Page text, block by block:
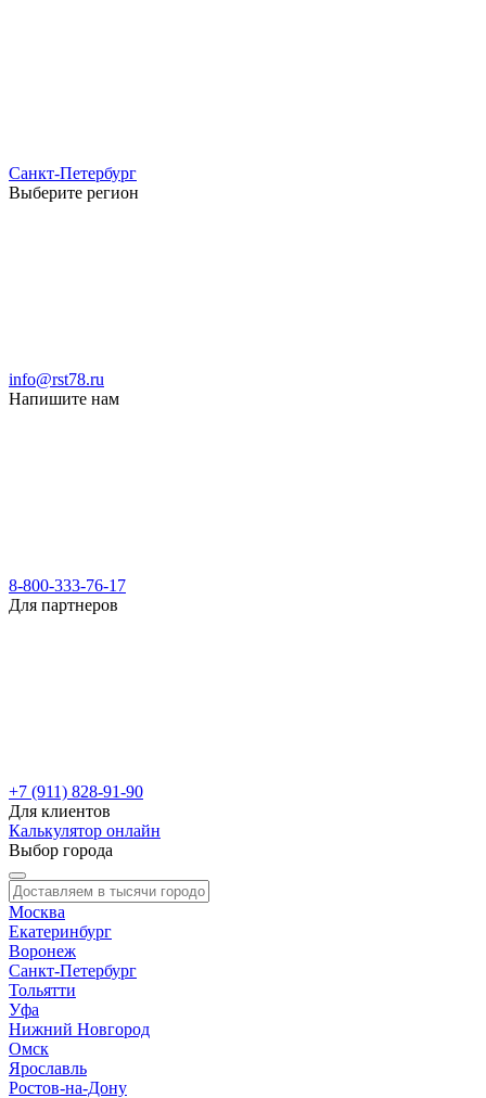
Санкт-Петербург
Выберите регион
info@rst78.ru
Напишите нам
8-800-333-76-17
Для партнеров
+7 (911) 828-91-90
Для клиентов
Калькулятор онлайн
Выбор города
Москва
Екатеринбург
Воронеж
Санкт-Петербург
Тольятти
Уфа
Нижний Новгород
Омск
Ярославль
Ростов-на-Дону